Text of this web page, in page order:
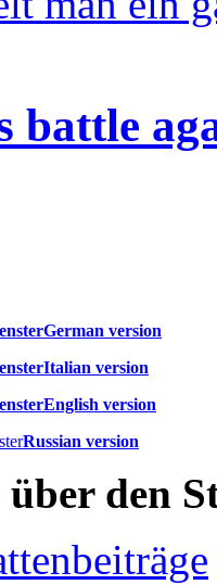
battle
German version
Italian version
English version
Russian version
den